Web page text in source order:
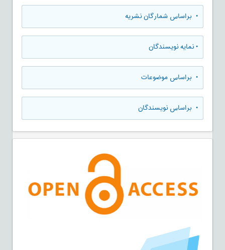
• براساس شمارگان نشریه
•نمایه نویسندگان
• براساس موضوعات
• براساس نویسندگان